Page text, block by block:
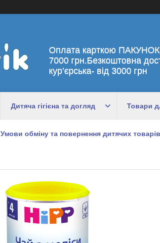
Оплата карткою
7000 грн.Безкоштовна
кур’єрська- від 3000 грн
Дитяча гігієна та догляд Товари
Умови обміну та повернення дитячих